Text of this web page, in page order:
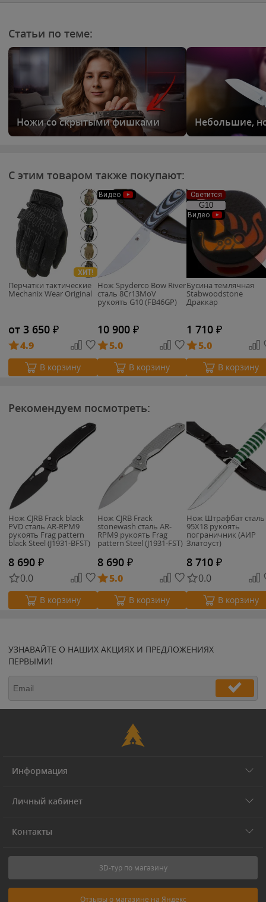
Статьи по теме:
Ножи со скрытыми фишками Небольшие,
С этим товаром также покупают:
ХИТ!
Перчатки тактические
Mechanix Wear Original
от 3 650 ₽
4.9
В корзину
Видео
Нож Spyderco Bow River
cталь 8Cr13MoV
рукоять G10 (FB46GP)
10 900 ₽
5.0
В корзину
Светится
G10
Видео
Бусина темлячная
Stabwoodstone
Драккар
1 710 ₽
5.0
В корзину
Рекомендуем посмотреть:
Нож CJRB Frack black
PVD сталь AR-RPM9
рукоять Frag pattern
black Steel (J1931-BFST)
8 690 ₽
0.0
В корзину
Нож CJRB Frack
stonewash сталь AR-
RPM9 рукоять Frag
pattern Steel (J1931-FST)
8 690 ₽
5.0
В корзину
Нож Штрафбат сталь
95Х18 рукоять
пограничник (АИР
Златоуст)
8 710 ₽
0.0
В корзину
УЗНАВАЙТЕ О НАШИХ АКЦИЯХ И ПРЕДЛОЖЕНИЯХ
ПЕРВЫМИ!
Информация
Личный кабинет
Контакты
3D-тур по магазину
Отзывы о магазине на Яндекс